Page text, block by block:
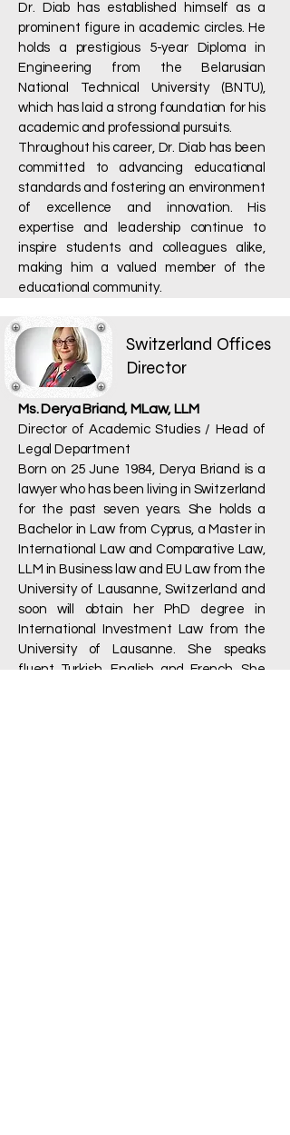
Dr. Diab has established himself as a
prominent figure in academic circles. He
holds a prestigious 5-year Diploma in
Engineering from the Belarusian
National Technical University (BNTU),
which has laid a strong foundation for his
academic and professional pursuits.
Throughout his career, Dr. Diab has been
committed to advancing educational
standards and fostering an environment
of excellence and innovation. His
expertise and leadership continue to
inspire students and colleagues alike,
making him a valued member of the
educational community.
Switzerland Offices
Director
Ms. Derya Briand, MLaw, LLM
Director of Academic Studies / Head of
Legal Department
Born on 25 June 1984, Derya Briand is a
lawyer who has been living in Switzerland
for the past seven years. She holds a
Bachelor in Law from Cyprus, a Master in
International Law and Comparative Law,
LLM in Business law and EU Law from the
University of Lausanne, Switzerland and
soon will obtain her PhD degree in
International Investment Law from the
University of Lausanne. She speaks
fluent Turkish, English and French. She